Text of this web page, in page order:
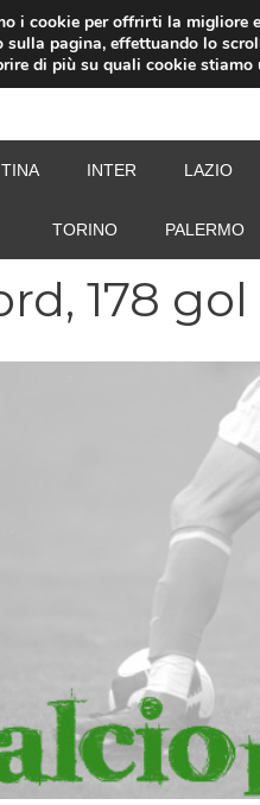
INTER LAZIO
TORINO PALERMO
178
i cookie per offrirti la migliore
sulla pagina, effettuando lo
di più su quali cookie